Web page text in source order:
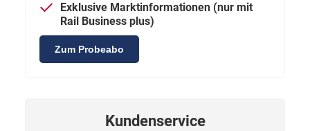
Exklusive Marktinformationen (nur mit
Rail Business plus)
Zum Probeabo
Kundenservice